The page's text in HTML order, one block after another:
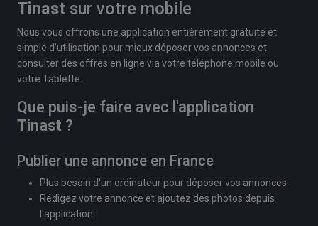
Tinast sur votre mobile
Nous vous offrons une application entièrement gratuite et
simple d'utilisation pour mieux déposer vos annonces et
consulter des offres en ligne via votre téléphone mobile ou
votre Tablette.
Que puis-je faire avec l'application
Tinast ?
Publier une annonce en France
Plus besoin d'un ordinateur pour déposer vos annonces
Rédigez votre annonce et ajoutez des photos depuis
l'application